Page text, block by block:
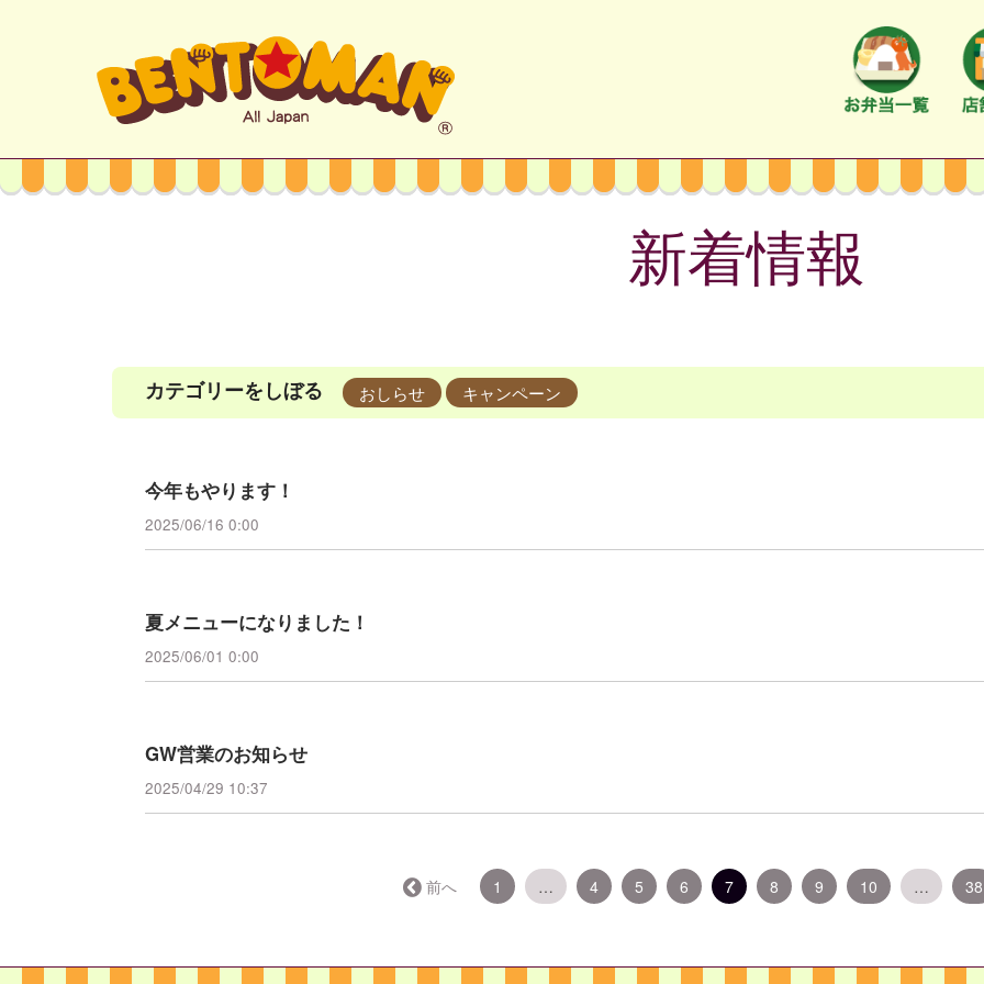
新着情報
カテゴリーをしぼる おしらせ キャンペーン
今年もやります！
2025/06/16 0:00
夏メニューになりました！
2025/06/01 0:00
GW営業のお知らせ
2025/04/29 10:37
← 前へ 1 … 4 5 6 7（こ
の
ジ）
8 9 10 … 38